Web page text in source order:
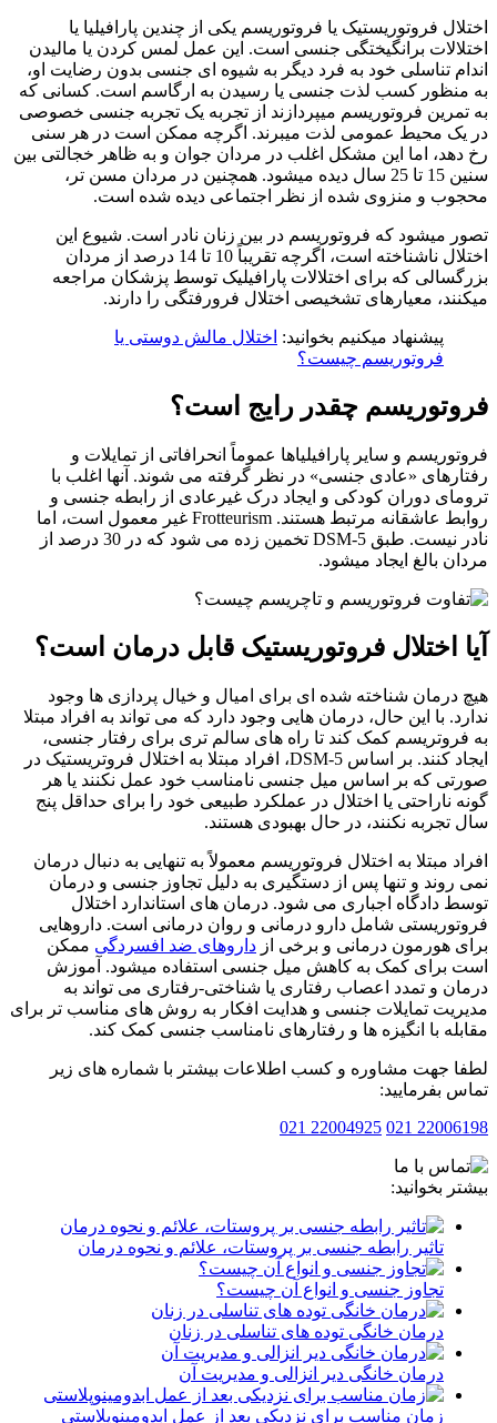
فروتوریستیک یا فروتوریسم یکی از چندین پارافیلیا یا
برانگیختگی جنسی است. این عمل لمس کردن یا مالیدن
تناسلی خود به فرد دیگر به شیوه ای جنسی بدون رضایت او،
کسب لذت جنسی یا رسیدن به ارگاسم است. کسانی که
فروتوریسم میپردازند از تجربه یک تجربه جنسی خصوصی
محیط عمومی لذت میبرند. اگرچه ممکن است در هر سنی
اما این مشکل اغلب در مردان جوان و به ظاهر خجالتی بین
سنین 15 تا 25 سال دیده میشود. همچنین در مردان مسن تر،
و منزوی شده از نظر اجتماعی دیده شده است.
میشود که فروتوریسم در بین زنان نادر است. شیوع این
اختلال ناشناخته است، اگرچه تقریباً 10 تا 14 درصد از مردان
که برای اختلالات پارافیلیک توسط پزشکان مراجعه
معیارهای تشخیصی اختلال فرورفتگی را دارند.
پیشنهاد میکنیم بخوانید:اختلال مالش دوستی یا
فروتوریسم چیست؟
چقدر رایج است؟
و سایر پارافیلیاها عموماً انحرافاتی از تمایلات و
«عادی جنسی» در نظر گرفته می شوند. آنها اغلب با
دوران کودکی و ایجاد درک غیرعادی از رابطه جنسی و
روابط عاشقانه مرتبط هستند. Frotteurism غیر معمول است، اما
نادر نیست. طبق DSM-5 تخمین زده می شود که در 30 درصد از
بالغ ایجاد میشود.
اختلال فروتوریستیک قابل درمان است؟
درمان شناخته شده ای برای امیال و خیال پردازی ها وجود
با این حال، درمان هایی وجود دارد که می تواند به افراد مبتلا
کمک کند تا راه های سالم تری برای رفتار جنسی،
ایجاد کنند. بر اساس DSM-5، افراد مبتلا به اختلال فروتریستیک در
که بر اساس میل جنسی نامناسب خود عمل نکنند یا هر
ناراحتی یا اختلال در عملکرد طبیعی خود را برای حداقل پنج
نکنند، در حال بهبودی هستند.
مبتلا به اختلال فروتوریسم معمولاً به تنهایی به دنبال درمان
روند و تنها پس از دستگیری به دلیل تجاوز جنسی و درمان
دادگاه اجباری می شود. درمان های استاندارد اختلال
شامل دارو درمانی و روان درمانی است. داروهایی
هورمون درمانی و برخی ازداروهای ضد افسردگی ممکن
برای کمک به کاهش میل جنسی استفاده میشود. آموزش
و تمدد اعصاب رفتاری یا شناختی-رفتاری می تواند به
تمایلات جنسی و هدایت افکار به روش های مناسب تر برای
با انگیزه ها و رفتارهای نامناسب جنسی کمک کند.
جهت مشاوره و کسب اطلاعات بیشتر با شماره های زیر
بفرمایید:
22004925 021
بخوانید:
تاثیر رابطه جنسی بر پروستات، علائم و نحوه درمان
تجاوز جنسی و انواع آن چیست؟
درمان خانگی توده های تناسلی در زنان
درمان خانگی دیر انزالی و مدیریت آن
زمان مناسب برای نزدیکی بعد از عمل ابدومینوپلاستی